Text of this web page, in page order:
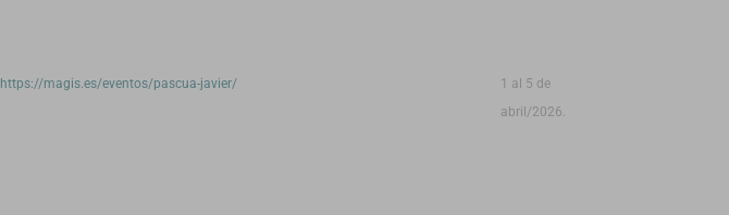
https://magis.es/eventos/pascua-javier/
1 al 5 de
abril/2026.